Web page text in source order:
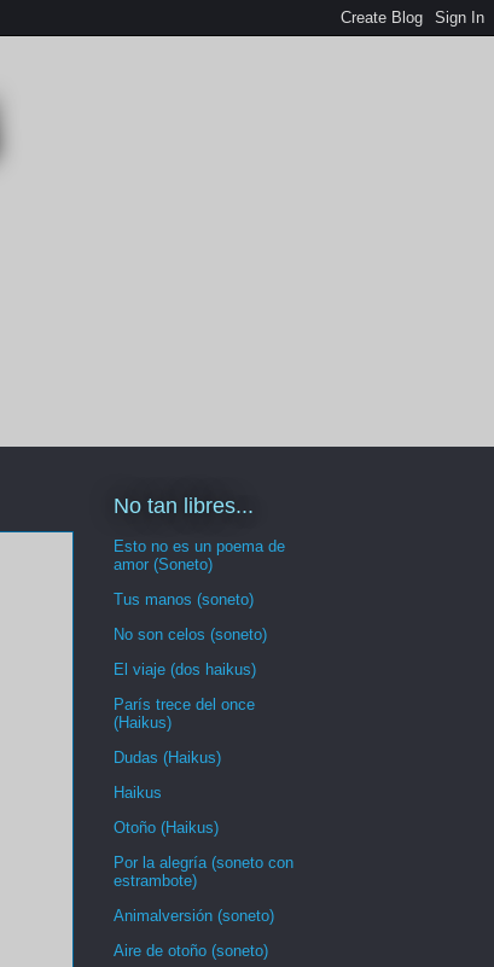
No tan libres...
Esto no es un poema de
amor (Soneto)
Tus manos (soneto)
No son celos (soneto)
El viaje (dos haikus)
París trece del once
(Haikus)
Dudas (Haikus)
Haikus
Otoño (Haikus)
Por la alegría (soneto con
estrambote)
Animalversión (soneto)
Aire de otoño (soneto)